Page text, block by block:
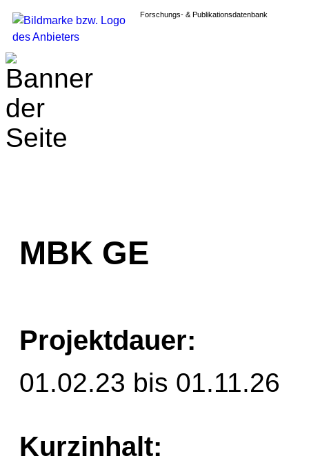
Forschungs- & Publikationsdatenbank
MBK GE
Projektdauer:
01.02.23 bis 01.11.26
Kurzinhalt: